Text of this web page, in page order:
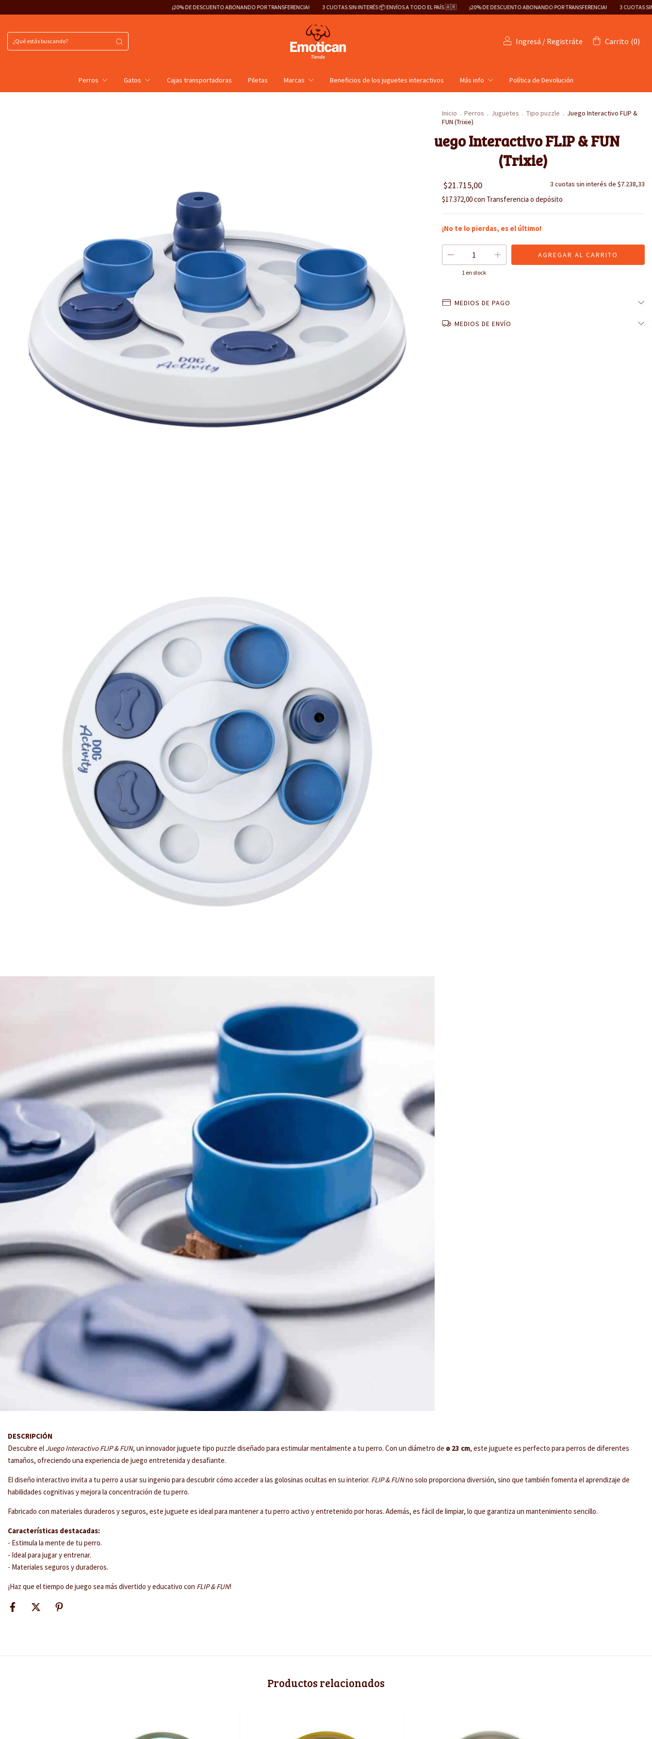
¡20% DE DESCUENTO ABONANDO POR TRANSFERENCIA! 3 CUOTAS SIN INTERÉS 📦 ENVÍOS A TODO EL PAÍS 🇦🇷 ¡20% DE DESCUENTO ABONANDO POR TRANSFERENCIA! 3 CUOTAS SIN INTERÉS 📦 ENVÍOS A
Ingresá / Registráte Carrito (0)
Perros Gatos Cajas transportadoras Piletas Marcas Beneficios de los juguetes interactivos Más info Política de Devolución
FUN (Trixie)
Juego Interactivo FLIP & FUN
(Trixie)
$21.715,00 cuotas sin interés de
$17.372,00 Transferencia o depósito
¡No te lo pierdas, es el último!
MEDIOS DE ENVÍO
DESCRIPCIÓN
Descubre el Juego Interactivo FLIP & FUN, un innovador juguete tipo puzzle diseñado para estimular mentalmente a tu perro. Con un diámetro de ø 23 cm, este juguete es perfecto para perros de diferentes
tamaños, ofreciendo una experiencia de juego entretenida y desafiante.
El diseño interactivo invita a tu perro a usar su ingenio para descubrir cómo acceder a las golosinas ocultas en su interior. FLIP & FUNno solo proporciona diversión, sino que también fomenta el aprendizaje de
habilidades cognitivas y mejora la concentración de tu perro.
Fabricado con materiales duraderos y seguros, este juguete es ideal para mantener a tu perro activo y entretenido por horas. Además, es fácil de limpiar, lo que garantiza un mantenimiento sencillo.
Características destacadas:
- Estimula la mente de tu perro.
- Ideal para jugar y entrenar.
- Materiales seguros y duraderos.
¡Haz que el tiempo de juego sea más divertido y educativo con FLIP & FUN!
Productos relacionados